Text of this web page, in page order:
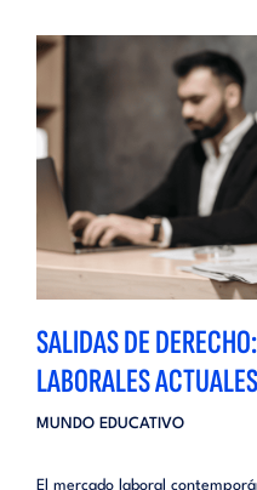
SALIDAS DE
LABORALES
MUNDO EDUCATIVO
El mercado laboral